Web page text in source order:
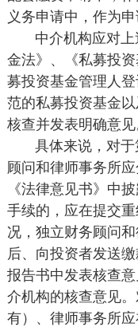
义务申请中，作为申
中介机构应对
金法》、《私募投
募投资基金管理人
范的私募投资基金
核查并发表明确意见
具体来说，对
顾问和律师事务所
《法律意见书》中
手续的，应在提交
况，独立财务顾问
后、向投资者发送
报告书中发表核查
介机构的核查意见
有）、律师事务所